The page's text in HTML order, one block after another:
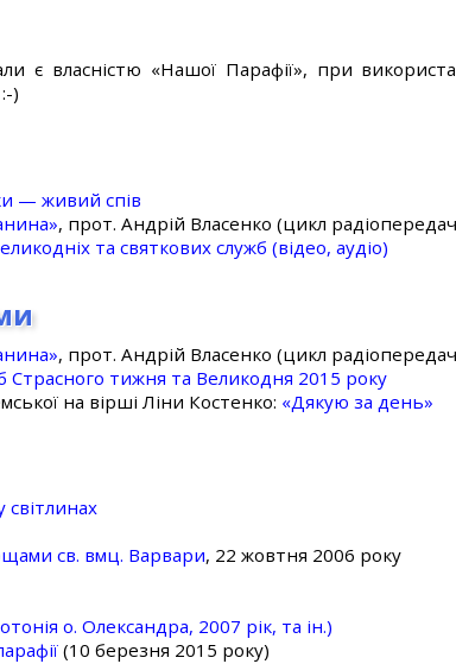
є власністю «Нашої Парафії», при
)
— живий спів
, прот. Андрій Власенко (цикл
та святкових служб (відео, аудіо)
, прот. Андрій Власенко (цикл
Страсного тижня та Великодня 2015 року
на вірші Ліни Костенко: «Дякую за день»
світлинах
св. вмц. Варвари, 22 жовтня 2006 року
о. Олександра, 2007 рік, та ін.)
(10 березня 2015 року)